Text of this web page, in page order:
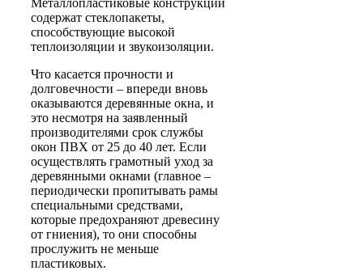
Металлопластиковые конструкции
содержат стеклопакеты,
способствующие высокой
теплоизоляции и звукоизоляции.
Что касается прочности и
долговечности – впереди вновь
оказываются деревянные окна, и
это несмотря на заявленный
производителями срок службы
окон ПВХ от 25 до 40 лет. Если
осуществлять грамотный уход за
деревянными окнами (главное –
периодически пропитывать рамы
специальными средствами,
которые предохраняют древесину
от гниения), то они способны
прослужить не меньше
пластиковых.